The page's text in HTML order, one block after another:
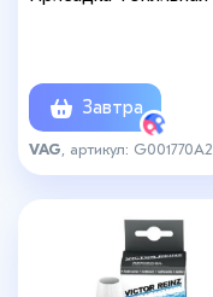
Завтра
VAG , артикул: G001770A2